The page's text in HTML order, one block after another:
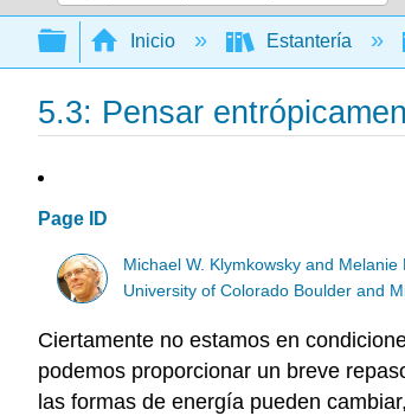
Buscar
Expandir/contraer
Inicio Estantería
5.3: Pensar
Page ID
Michael W. Klymkowsky and Melanie
University of Colorado Boulder and
Ciertamente no estamos en
podemos proporcionar un breve
las formas de energía pueden